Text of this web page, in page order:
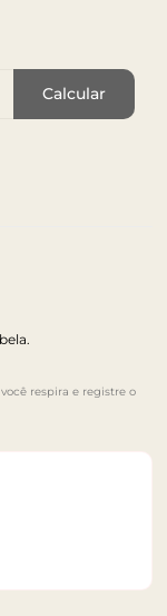
Calcular
respira e registre o